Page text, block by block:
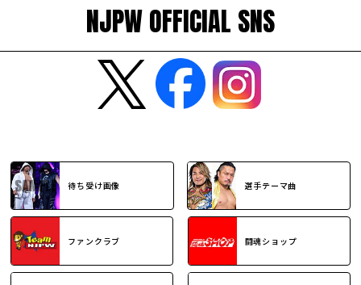
NJPW OFFICIAL SNS
待ち受け画像 選手テーマ曲
ファンクラブ 闘魂ショップ